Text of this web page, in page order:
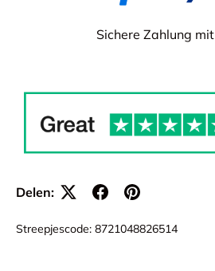
Sichere Zahlung mit
Delen:
Streepjescode: 8721048826514